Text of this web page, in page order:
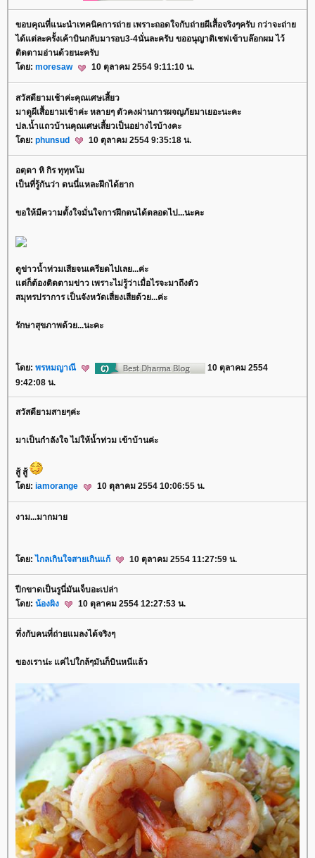
ขอบคุณที่แนะนำเทคนิคการถ่าย เพราะถอดใจกับถ่ายผีเสื้อจริงๆครับ กว่าจะถ่า
ได้แต่ละครั้งเค้าบินกลับมารอบ3-4นั่นละครับ ขออนุญาติเชฟเข้าบล๊อกผม ไว้
ติดตามอ่านด้วยนะครับ
ดย: moresaw 10 ตุลาคม 2554 9:11:10 น.
สวัสดียามเช้าค่ะคุณเศษเสี้ยว
มาดูผีเสื้อยามเช้าค่ะ หลายๆ ตัวคงผ่านการผจญภัยมาเยอะนะคะ
ปล.น้ำแถวบ้านคุณเศษเสี้ยวเป็นอย่างไรบ้างคะ
ดย: phunsud 10 ตุลาคม 2554 9:35:18 น.
อตฺตา หิ กิร ทุทฺทโม
เป็นที่รู้กันว่า ตนนี่แหละฝึกได้ยาก
ขอให้มีความตั้งใจมั่นใจการฝึกตนได้ตลอดไป...นะคะ
ดูข่าวน้ำท่วมเสียจนเครียดไปเลย...ค่ะ
ต่ก็ต้องติดตามข่าว เพราะไม่รู้ว่าเมื่อไรจะมาถึงตัว
สมุทรปราการ เป็นจังหวัดเสี่ยงเสียด้วย...ค่ะ
รักษาสุขภาพด้วย...นะคะ
ดย: พรหมญาณี
10 ตุลาคม 2554
9:42:08 น.
สวัสดียามสายๆค่ะ
มาเป็นกำลังใจ ไม่ให้น้ำท่วม เข้าบ้านค่ะ
สู้ สู้
ดย: iamorange 10 ตุลาคม 2554 10:06:55 น.
งาม...มากมา
ดย:ไกลเกินใจสายเกินแก้ 10 ตุลาคม 2554 11:27:59 น.
ปีกขาดเป็นรูนี่มันเจ็บอะเปล่า
ดย: น้องผิง 10 ตุลาคม 2554 12:27:53 น.
ทึ่งกับคนที่ถ่ายแมลงได้จริงๆ
ของเราน่ะ แค่ไปใกล้ๆมันก็บินหนีแล้ว